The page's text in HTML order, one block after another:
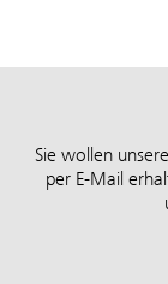
Sie wollen
per E-Mail